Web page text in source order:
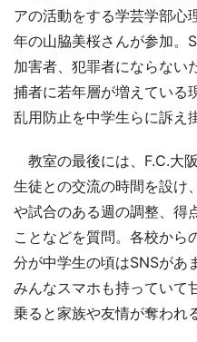
アの活動をする学芸学部心
年の山脇美桜さんが参加。
加害者、犯罪者にならない
捕者に若年層が増えている
乱用防止を中学生らに訴え
教室の最後には、F.C.大
生徒との交流の時間を設け
や試合のある週の調整、得
ことなどを質問。各校から
分が中学生の頃はSNSがあ
みんなスマホも持っていて
乗ると家族や友情が奪われ